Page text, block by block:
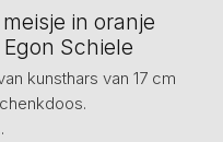
in oranje
Schiele
kunsthars van 17 cm